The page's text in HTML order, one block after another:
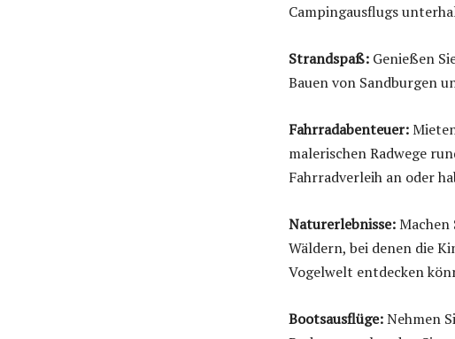
Campingausflugs
Strandspaß: Genießen
Bauen von Sandburgen
Fahrradabenteuer:
malerischen Radwege
Fahrradverleih an oder
Naturerlebnisse:Machen
Wäldern, bei denen die
Vogelwelt entdecken
Bootsausflüge:Nehmen